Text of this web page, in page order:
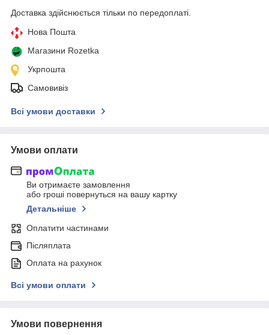
Доставка здійснюється тільки по передоплаті.
Нова Пошта
Магазини Rozetka
Укрпошта
Самовивіз
Всі умови доставки
Умови оплати
Ви отримаєте замовлення
або гроші повернуться на вашу картку
Детальніше
Оплатити частинами
Післяплата
Оплата на рахунок
Всі умови оплати
Умови повернення